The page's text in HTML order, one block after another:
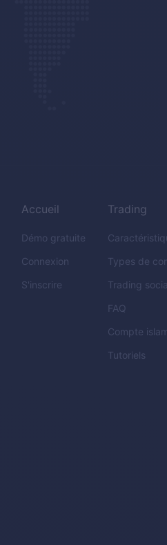
Accueil
Démo gratuite
Connexion
S'inscrire
Trading
Types de
Trading
FAQ
Compte
Tutoriels